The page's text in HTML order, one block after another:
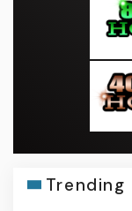
Trending